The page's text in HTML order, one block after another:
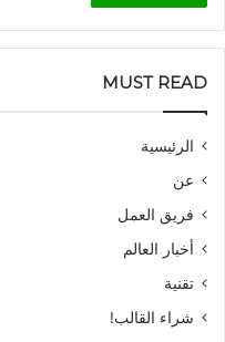
MUST READ
الرئيسية
عن
فريق العمل
أخبار العالم
تقنية
شراء القالب!